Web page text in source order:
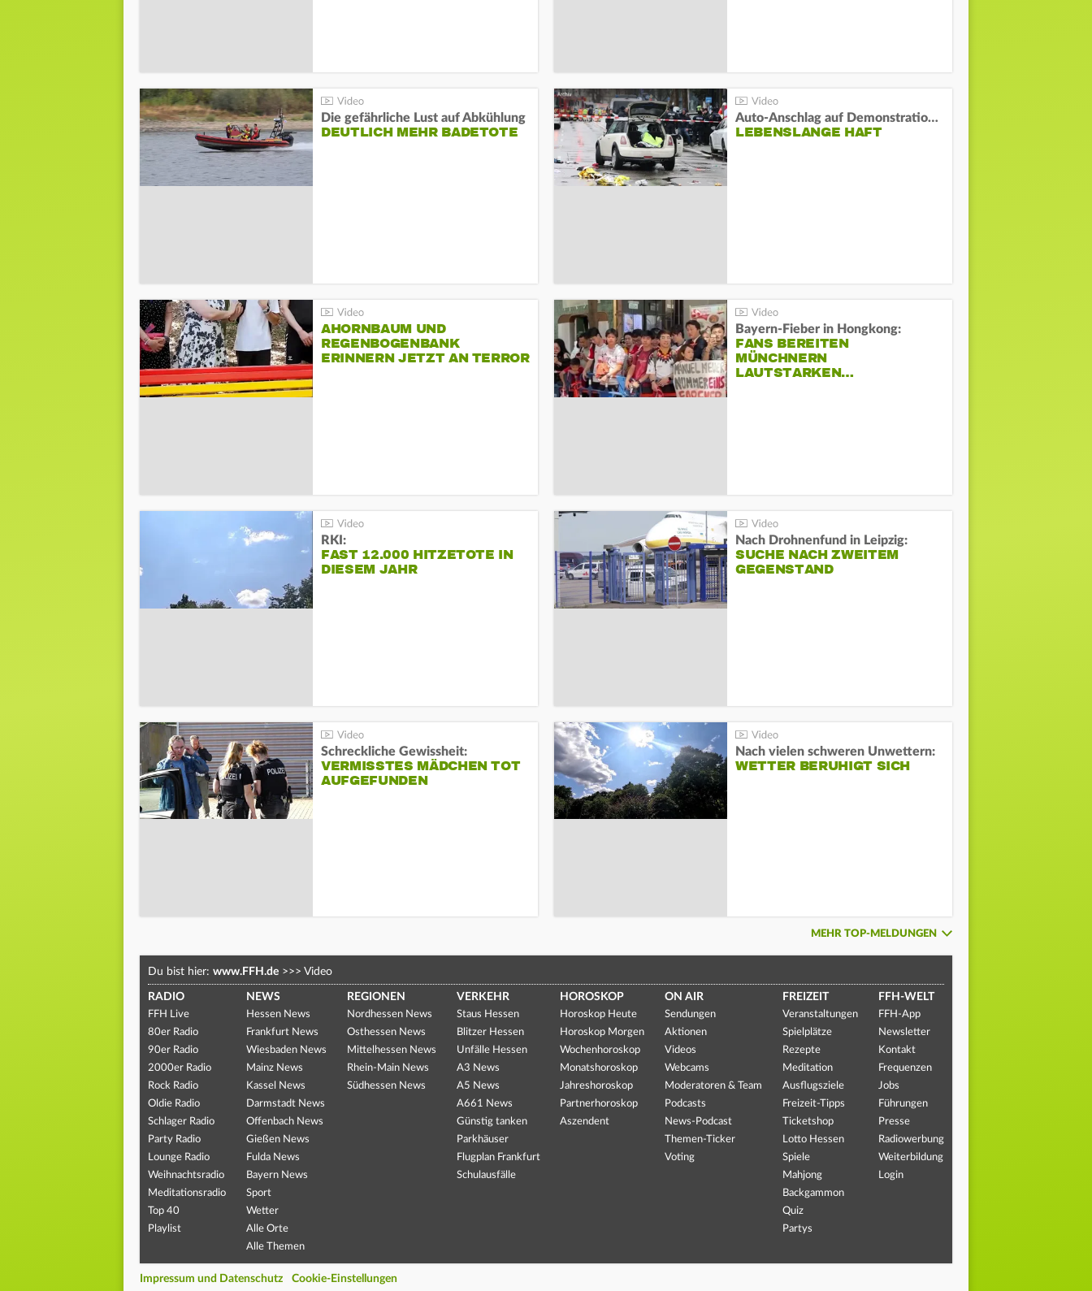
Die gefährliche Lust auf Abkühlung
DEUTLICH MEHR BADETOTE
Auto-Anschlag auf Demonstration in München:
LEBENSLANGE HAFT
AHORNBAUM UND
REGENBOGENBANK
ERINNERN JETZT AN TERROR
Bayern-Fieber in Hongkong:
FANS BEREITEN
MÜNCHNERN
LAUTSTARKEN…
RKI:
FAST 12.000 HITZETOTE IN
DIESEM JAHR
Nach Drohnenfund in Leipzig:
SUCHE NACH ZWEITEM
GEGENSTAND
Schreckliche Gewissheit:
VERMISSTES MÄDCHEN TOT
AUFGEFUNDEN
Nach vielen schweren Unwettern:
WETTER BERUHIGT SICH
MEHR TOP-MELDUNGEN
Du bist hier: www.FFH.de >>> Video
RADIO
FFH Live
80er Radio
90er Radio
2000er Radio
Rock Radio
Oldie Radio
Schlager Radio
Party Radio
Lounge Radio
Weihnachtsradio
Meditationsradio
Top 40
Playlist
NEWS
Hessen News
Frankfurt News
Wiesbaden News
Mainz News
Kassel News
Darmstadt News
Offenbach News
Gießen News
Fulda News
Bayern News
Sport
Wetter
Alle Orte
Alle Themen
REGIONEN
Nordhessen News
Osthessen News
Mittelhessen News
Rhein-Main News
Südhessen News
VERKEHR
Staus Hessen
Blitzer Hessen
Unfälle Hessen
A3 News
A5 News
A661 News
Günstig tanken
Parkhäuser
Flugplan Frankfurt
Schulausfälle
HOROSKOP
Horoskop Heute
Horoskop Morgen
Wochenhoroskop
Monatshoroskop
Jahreshoroskop
Partnerhoroskop
Aszendent
ON AIR
Sendungen
Aktionen
Videos
Webcams
Moderatoren & Team
Podcasts
News-Podcast
Themen-Ticker
Voting
FREIZEIT
Veranstaltungen
Spielplätze
Rezepte
Meditation
Ausflugsziele
Freizeit-Tipps
Ticketshop
Lotto Hessen
Spiele
Mahjong
Backgammon
Quiz
Partys
FFH-WELT
FFH-App
Newsletter
Kontakt
Frequenzen
Jobs
Führungen
Presse
Radiowerbung
Weiterbildung
Login
Impressum und Datenschutz Cookie-Einstellungen